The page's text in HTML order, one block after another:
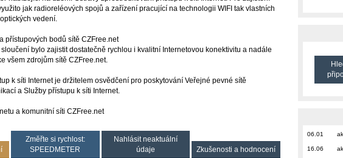
jak radioreléových spojů a zařízení pracující na technologii WIFI tak vlastních
vedení.
přístupových bodů sítě CZFree.net
bylo zajistit dostatečně rychlou i kvalitní Internetovou konektivitu a nadále
všem zdrojům sítě CZFree.net.
k síti Internet je držitelem osvědčení pro poskytování Veřejné pevné sítě
a Služby přístupu k síti Internet.
a komunitní síti CZFree.net
Změřte si rychlost:
SPEEDMETER
Nahlásit neaktuální
údaje
Zkušenosti a hodnocení
06.01
16.06